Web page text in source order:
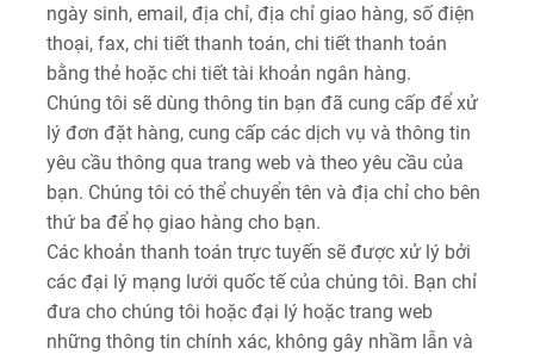
ngày sinh, email, địa chỉ, địa chỉ giao hàng, số điện
thoại, fax, chi tiết thanh toán, chi tiết thanh toán
bằng thẻ hoặc chi tiết tài khoản ngân hàng.
Chúng tôi sẽ dùng thông tin bạn đã cung cấp để xử
lý đơn đặt hàng, cung cấp các dịch vụ và thông tin
yêu cầu thông qua trang web và theo yêu cầu của
bạn. Chúng tôi có thể chuyển tên và địa chỉ cho bên
thứ ba để họ giao hàng cho bạn.
Các khoản thanh toán trực tuyến sẽ được xử lý bởi
các đại lý mạng lưới quốc tế của chúng tôi. Bạn chỉ
đưa cho chúng tôi hoặc đại lý hoặc trang web
những thông tin chính xác, không gây nhầm lẫn và